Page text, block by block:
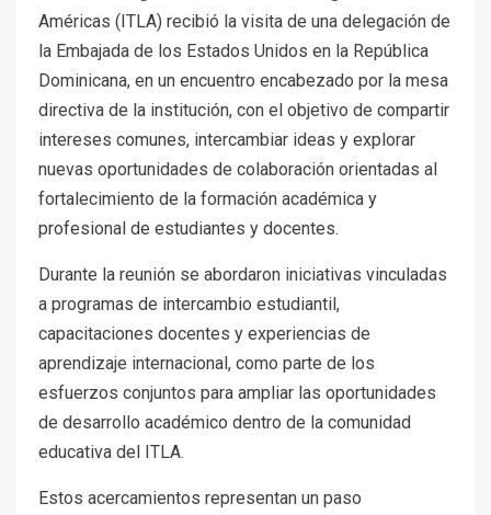
Américas (ITLA) recibió la visita de una delegación de
la Embajada de los Estados Unidos en la República
Dominicana, en un encuentro encabezado por la mesa
directiva de la institución, con el objetivo de compartir
intereses comunes, intercambiar ideas y explorar
nuevas oportunidades de colaboración orientadas al
fortalecimiento de la formación académica y
profesional de estudiantes y docentes.
Durante la reunión se abordaron iniciativas vinculadas
a programas de intercambio estudiantil,
capacitaciones docentes y experiencias de
aprendizaje internacional, como parte de los
esfuerzos conjuntos para ampliar las oportunidades
de desarrollo académico dentro de la comunidad
educativa del ITLA.
Estos acercamientos representan un paso